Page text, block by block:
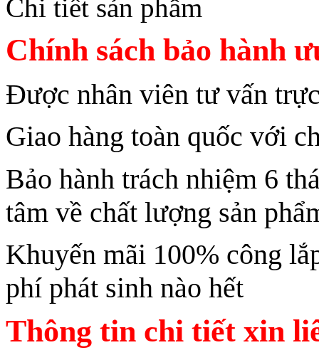
Chi tiết sản phẩm
Chính sách bảo hành
Được nhân viên tư vấn
Giao hàng toàn quốc với
Bảo hành trách nhiệm 6
tâm về chất lượng sản
Khuyến mãi 100% công
phí phát sinh nào hết
Thông tin chi tiết xin